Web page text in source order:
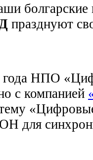
болгарские
празднуют
года НПО
с компанией
для